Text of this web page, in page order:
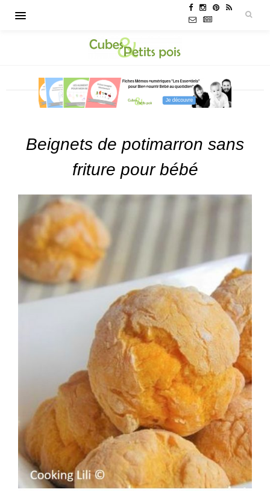
Beignets de potimarron sans
friture pour bébé